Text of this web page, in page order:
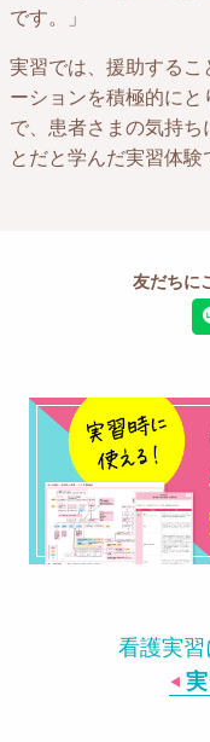
です。」
実習では、援助する
ーションを積極的に
で、患者さまの気持ち
とだと学んだ実習体験
友だちに
看護実習